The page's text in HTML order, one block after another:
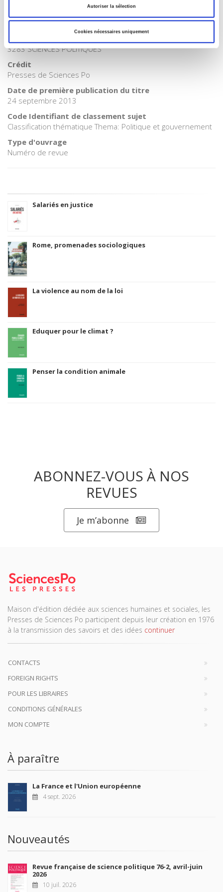
Autoriser la sélection
Cookies nécessaires uniquement
06 Professionnel et académique
3283 SCIENCES POLITIQUES
Crédit
Presses de Sciences Po
Date de première publication du titre
24 septembre 2013
Code Identifiant de classement sujet
Classification thématique Thema: Politique et gouvernement
Type d'ouvrage
Numéro de revue
Salariés en justice
Rome, promenades sociologiques
La violence au nom de la loi
Eduquer pour le climat ?
Penser la condition animale
ABONNEZ-VOUS À NOS
REVUES
Je m’abonne
Maison d'édition dédiée aux sciences humaines et sociales, les
Presses de Sciences Po participent depuis leur création en 1976
à la transmission des savoirs et des idées continuer
CONTACTS
FOREIGN RIGHTS
POUR LES LIBRAIRES
CONDITIONS GÉNÉRALES
MON COMPTE
À paraître
La France et l'Union européenne
4 sept. 2026
Nouveautés
Revue française de science politique 76-2, avril-juin
2026
10 juil. 2026